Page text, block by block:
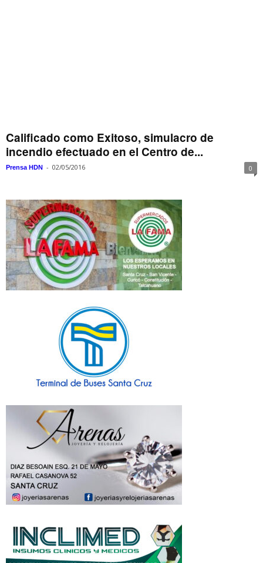
Calificado como Exitoso, simulacro de
incendio efectuado en el Centro de...
Prensa HDN - 02/05/2016 0